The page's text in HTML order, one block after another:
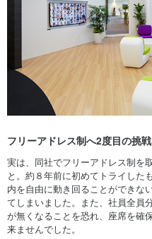
フリーアドレス制へ2度目の挑戦
実は、同社でフリーアドレス制を
と。約８年前に初めてトライした
内を自由に動き回ることができな
てしまいました。また、社員全員
が無くなることを恐れ、座席を確
来ませんでした。